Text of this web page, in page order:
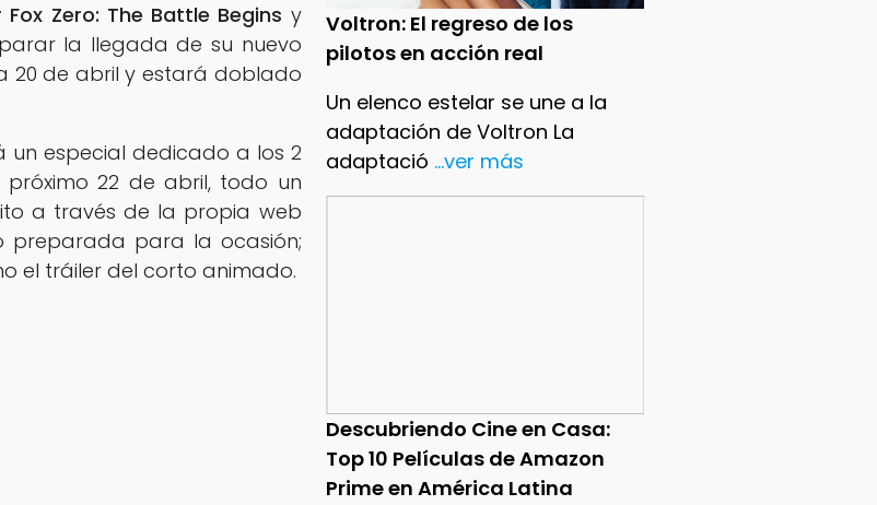
Voltron: El regreso de los
pilotos en acción real
Un elenco estelar se une a la
adaptación de Voltron La
adaptació ...ver más
Descubriendo Cine en Casa:
Top 10 Películas de Amazon
Prime en América Latina
Fox Zero: The Battle Begins y
la llegada de su nuevo
20 de abril y estará doblado
un especial dedicado a los 2
22 de abril, todo un
a través de la propia web
preparada para la ocasión;
el tráiler del corto animado.